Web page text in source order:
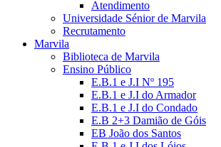
Atendimento
Universidade Sénior de Marvila
Recrutamento
Marvila
Biblioteca de Marvila
Ensino Público
E.B.1 e J.I Nº 195
E.B.1 e J.I do Armador
E.B.1 e J.I do Condado
E.B 2+3 Damião de Góis
EB João dos Santos